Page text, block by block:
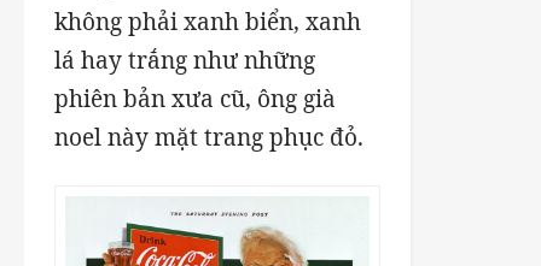
không phải xanh biển, xanh
lá hay trắng như những
phiên bản xưa cũ, ông già
noel này mặt trang phục đỏ.